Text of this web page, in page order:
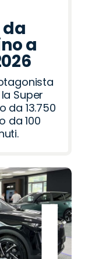
a
Super
da 13.750
da 100